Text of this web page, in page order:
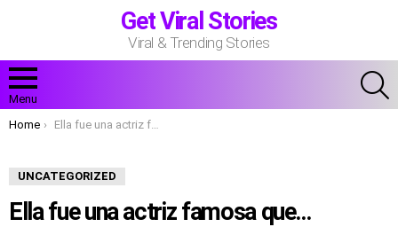
Get Viral Stories
Viral & Trending Stories
Menu
You are here:
Home Ella fue una actriz famosa que…
UNCATEGORIZED
Ella fue una actriz famosa que…